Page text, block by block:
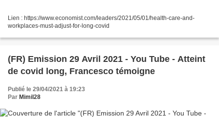
Lien : https://www.economist.com/leaders/2021/05/01/health-care-and-
workplaces-must-adjust-for-long-covid
(FR) Emission 29 Avril 2021 - You Tube - Atteint
de covid long, Francesco témoigne
Publié le 29/04/2021 à 19:23
Par Mimil28